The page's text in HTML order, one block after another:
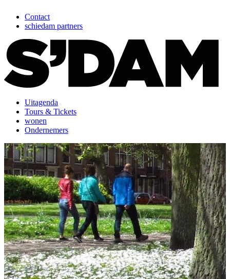
Contact
schiedam partners
Uitagenda
Tours & Tickets
wonen
Ondernemers